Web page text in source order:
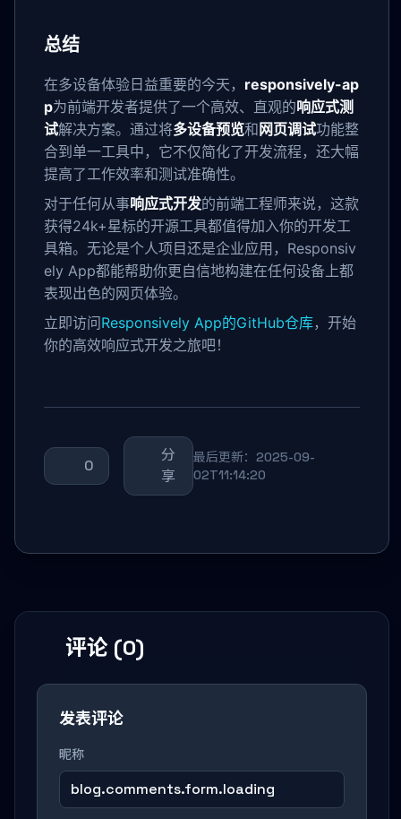
总结
在多设备体验日益重要的今天， responsively-ap
p为前端开发者提供了一个高效、直观的响应式测
试解决方案。通过将多设备预览和网页调试功能整
合到单一工具中，它不仅简化了开发流程，还大幅
提高了工作效率和测试准确性。
对于任何从事响应式开发的前端工程师来说，这款
获得24k+星标的开源工具都值得加入你的开发工
具箱。无论是个人项目还是企业应用，Responsiv
ely App都能帮助你更自信地构建在任何设备上都
表现出色的网页体验。
立即访问Responsively App的GitHub仓库，开始
你的高效响应式开发之旅吧！
0
分
享
最后更新：2025-09-
02T11:14:20
评论 (0)
发表评论
昵称
blog.comments.form.loading